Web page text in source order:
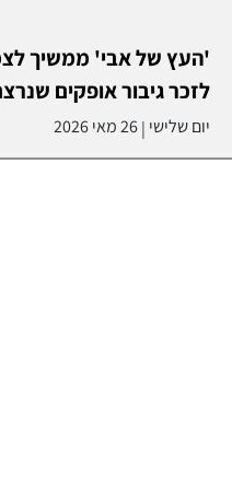
'העץ של אבי' ממשיך
לזכר גיבור אופקים שנרצח
יום שלישי |26 מאי 2026